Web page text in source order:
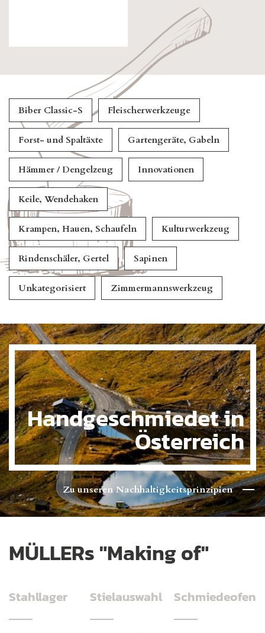
Biber Classic-S Fleischerwerkzeuge
Forst- und Spaltäxte Gartengeräte, Gabeln
Hämmer / Dengelzeug Innovationen
Keile, Wendehaken
Krampen, Hauen, Schaufeln Kulturwerkzeug
Rindenschäler, Gertel Sapinen
Unkategorisiert Zimmermannswerkzeug
Handgeschmiedet in
Österreich
Zu unseren Nachhaltigkeitsprinzipien
MÜLLERs "Making of"
Stahllager Stielauswahl Schmiedeofen